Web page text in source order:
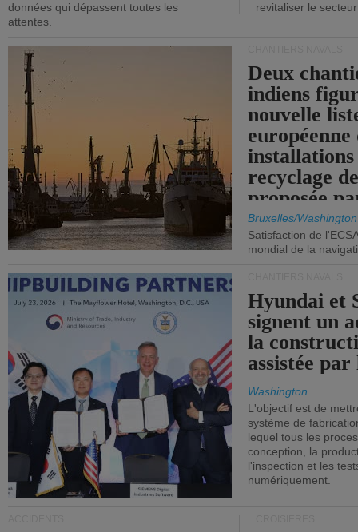
données qui dépassent toutes les
attentes.
revitaliser le secteur
Deux
indiens
nouvelle
européenne
installations
recyclage
proposée
Bruxelles/Washington
Satisfaction de
mondial de la
Hyundai et
signent un
la
assistée
Washington
L'objectif est de
système de
lequel tous les
conception, la
l'inspection et les
numériquement.